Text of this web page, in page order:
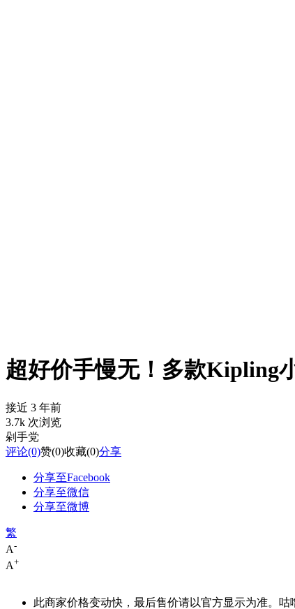
超好价手慢无！多款Kipling
接近 3 年前
3.7k 次浏览
剁手党
评论(0)赞(0)收藏(0)分享
分享至Facebook
分享至微信
分享至微博
繁
A-
A+
此商家价格变动快，最后售价请以官方显示为准。咕